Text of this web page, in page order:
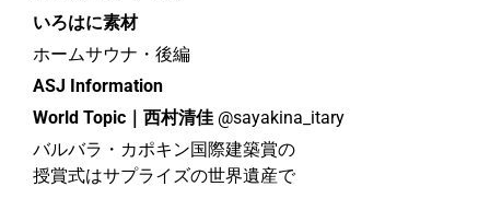
いろはに素材
ホームサウナ・後編
ASJ Information
World Topic｜西村清佳 @sayakina_itary
バルバラ・カポキン国際建築賞の
授賞式はサプライズの世界遺産で